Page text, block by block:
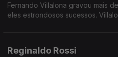
Fernando Villalona gravou mais
eles estrondosos sucessos.
Reginaldo Rossi